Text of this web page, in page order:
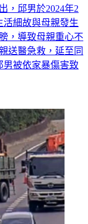
，邱男於2024年2
活細故與母親發生
，導致母親重心不
送醫急救，延至同
男被依家暴傷害致